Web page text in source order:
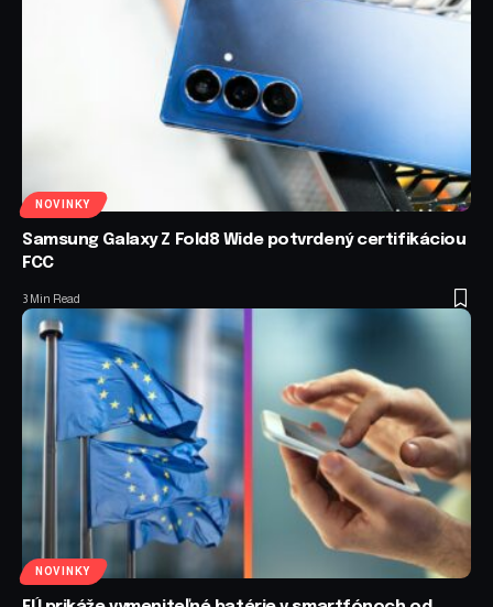
NOVINKY
Samsung Galaxy Z Fold8 Wide potvrdený certifikáciou
FCC
3 Min Read
NOVINKY